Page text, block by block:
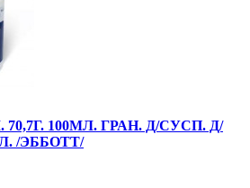
100МЛ. ГРАН. Д/СУСП. Д/
/ЭББОТТ/